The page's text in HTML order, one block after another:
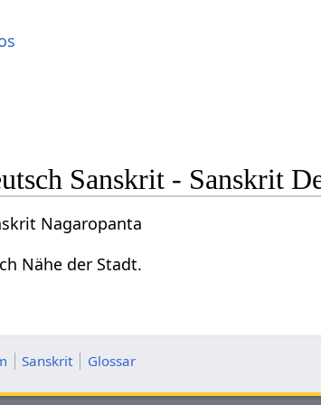
Sanskrit - Sanskrit
Nagaropanta
Nähe der Stadt.
Sanskrit Glossar